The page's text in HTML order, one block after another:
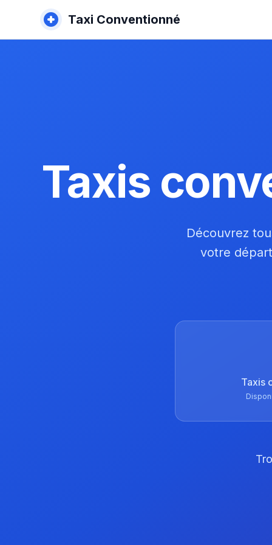
Taxi Conventionné
Taxis
Découvrez
votre
Taxis